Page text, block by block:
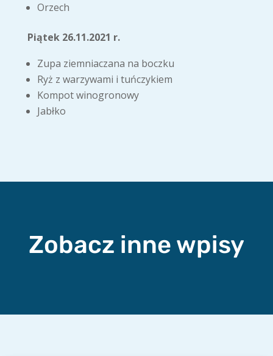
Orzech
Piątek 26.11.2021 r.
Zupa ziemniaczana na boczku
Ryż z warzywami i tuńczykiem
Kompot winogronowy
Jabłko
Zobacz inne wpisy